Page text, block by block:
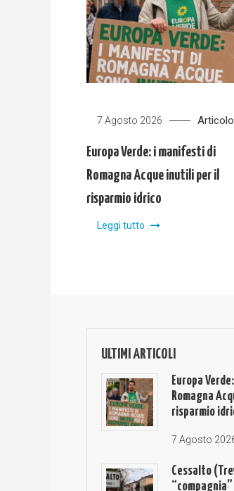
7 Agosto 2026 Articolo
Europa Verde: i manifesti di
Romagna Acque inutili per il
risparmio idrico
Leggi tutto
ULTIMI ARTICOLI
Europa
Romagna
risparmio
7 Agosto
Cessalto